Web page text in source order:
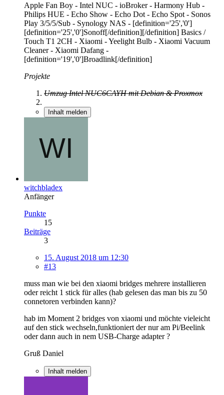
Apple Fan Boy - Intel NUC - ioBroker - Harmony Hub -
Philips HUE - Echo Show - Echo Dot - Echo Spot - Sonos
Play 3/5/5/Sub - Synology NAS - [definition='25','0']
[definition='25','0']Sonoff[/definition][/definition] Basics /
Touch T1 2CH - Xiaomi - Yeelight Bulb - Xiaomi Vacuum
Cleaner - Xiaomi Dafang -
[definition='19','0']Broadlink[/definition]
Projekte
Umzug Intel NUC6CAYH mit Debian & Proxmox
Inhalt melden
witchbladex
Anfänger
Punkte
15
Beiträge
3
15. August 2018 um 12:30
#13
muss man wie bei den xiaomi bridges mehrere installieren
oder reicht 1 stick für alles (hab gelesen das man bis zu 50
connetoren verbinden kann)?
hab im Moment 2 bridges von xiaomi und möchte vieleicht
auf den stick wechseln,funktioniert der nur am Pi/Beelink
oder dann auch in nem USB-Charge adapter ?
Gruß Daniel
Inhalt melden